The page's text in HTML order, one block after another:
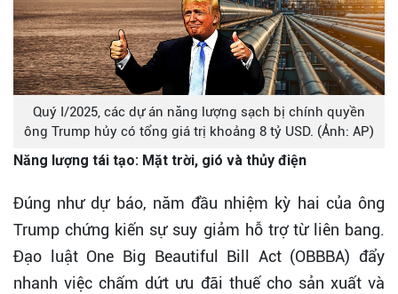
Quý I/2025, các dự án năng lượng sạch bị chính quyền
ông Trump hủy có tổng giá trị khoảng 8 tỷ USD. (Ảnh: AP)
Năng lượng tái tạo: Mặt trời, gió và thủy điện
Đúng như dự báo, năm đầu nhiệm kỳ hai của ông
Trump chứng kiến sự suy giảm hỗ trợ từ liên bang.
Đạo luật One Big Beautiful Bill Act (OBBBA) đẩy
nhanh việc chấm dứt ưu đãi thuế cho sản xuất và